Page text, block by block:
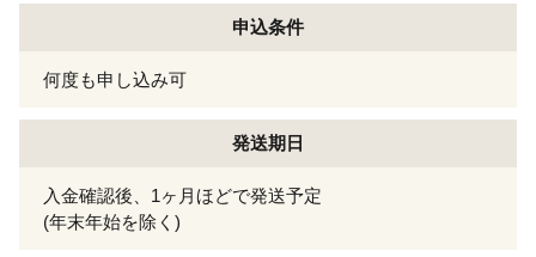
申込条件
何度も申し込み可
発送期日
入金確認後、1ヶ月ほどで発送予定
(年末年始を除く)